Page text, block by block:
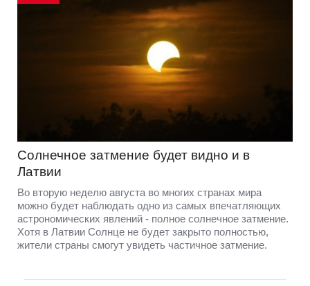
Солнечное затмение будет видно и в
Латвии
Во вторую неделю августа во многих странах мира
можно будет наблюдать одно из самых впечатляющих
астрономических явлений - полное солнечное затмение.
Хотя в Латвии Солнце не будет закрыто полностью,
жители страны смогут увидеть частичное затмение.